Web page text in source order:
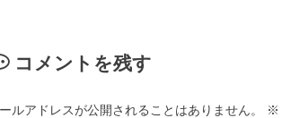
コメントを残す
ルアドレスが公開されることはありません。 ※